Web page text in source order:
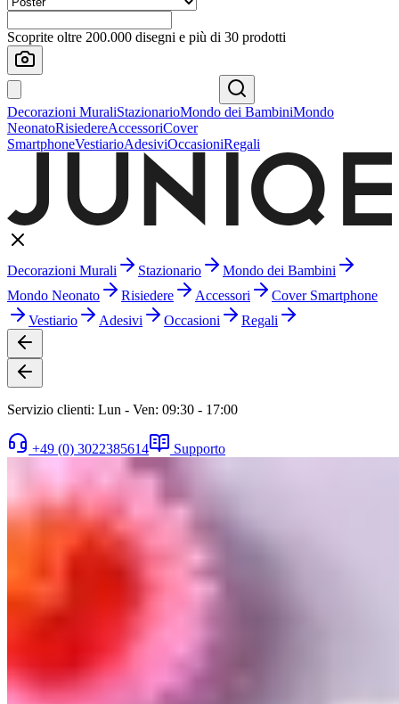
Scoprite oltre 200.000 disegni e più di 30 prodotti
Decorazioni MuraliStazionarioMondo dei BambiniMondo
NeonatoRisiedereAccessoriCover
SmartphoneVestiarioAdesiviOccasioniRegali
Decorazioni Murali Stazionario
Mondo dei Bambini
Mondo Neonato
Risiedere Accessori
Cover Smartphone
Vestiario
Adesivi Occasioni Regali
Servizio clienti: Lun - Ven: 09:30 - 17:00
+49 (0) 3022385614 Supporto